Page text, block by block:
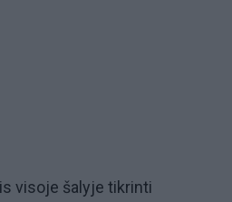
visoje šalyje tikrinti